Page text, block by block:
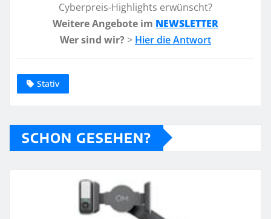
Cyberpreis-Highlights erwünscht?
Weitere Angebote im NEWSLETTER
Wer sind wir? > Hier die Antwort
Stativ
SCHON GESEHEN?